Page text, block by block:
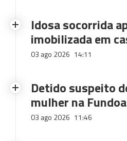
Idosa socorrida
imobilizada em
03 ago 2026 14:11
Detido suspeito
mulher na Fundoa
03 ago 2026 11:46